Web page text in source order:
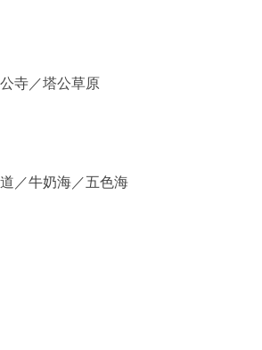
寺／塔公草原
／牛奶海／五色海